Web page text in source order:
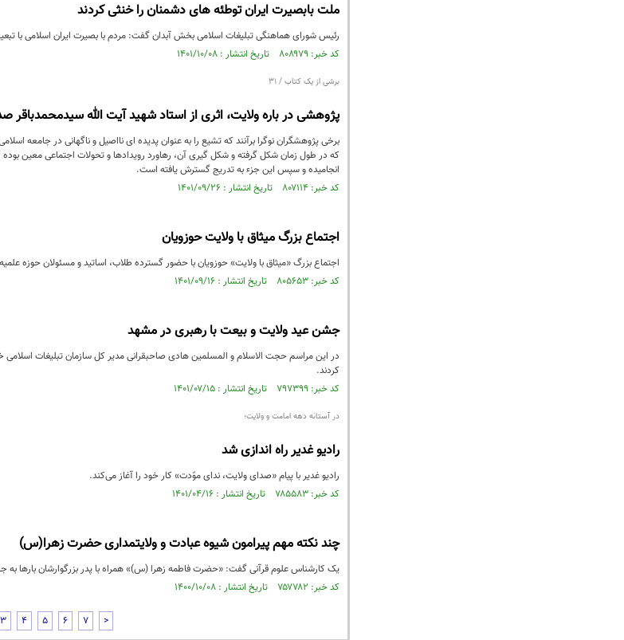
ملت بابصیرت ایران توطئه های دشمنان را خنثی کردند
رئیس شورای هماهنگی تبلیغات اسلامی بخش آبدان گفت: مردم با بصیرت ایران اسلامی با
کد خبر: ۸۰۸۹۷۹ تاریخ انتشار : ۱۴۰۱/۱۰/۰۸
برشی از یک کتاب / ۳۱
پژوهشی در باره ولایت، اثری از استاد شهید آیت الله سیدمحمدباقر
برخی پژوهشگران نوگرا برآنند که تشیع را به عنوان پدیده ای نااصیل و ناگهانی در جامعه
که در طول زمان شکل گرفته و شکل گیری آن، رهاورد رویدادها و تحولات اجتماعی معین
انجامیده و سپس این جزء به تدریج گسترش یافته است.
کد خبر: ۸۰۷۱۱۴ تاریخ انتشار : ۱۴۰۱/۰۹/۲۶
اجتماع بزرگ میثاق با ولایت حوزویان
اجتماع بزرگ «میثاق با ولایت» حوزویان با حضور گسترده طلاب، اساتید و مسئولان حوزه
کد خبر: ۸۰۵۶۵۳ تاریخ انتشار : ۱۴۰۱/۰۹/۱۶
جشن عید ولایت و بیعت با رهبری در مشهد
در این مراسم حجت الاسلام و المسلمین هادی صاحبقرانی مدیر کل سازمان تبلیغات
کردند.
کد خبر: ۷۹۷۳۹۹ تاریخ انتشار : ۱۴۰۱/۰۷/۱۵
در آستانه دهه امامت و ولایت؛
رادیو غدیر راه اندازی شد
رادیو غدیر با پیام «صدای ولایت، ندای موّدت» کار خود را آغاز می‌کند.
کد خبر: ۷۸۵۵۸۳ تاریخ انتشار : ۱۴۰۱/۰۴/۱۶
چند نکته مهم پیرامون شیوه عبادت و ولایتمداری حضرت زهرا(س)
یک کارشناس علوم قرآنی گفت: «حضرت فاطمه زهرا (س)» همراه با پدر بزرگوارشان بار‌ها
کد خبر: ۷۵۷۷۸۲ تاریخ انتشار : ۱۴۰۰/۱۰/۰۸
3 4 5 6 7 >